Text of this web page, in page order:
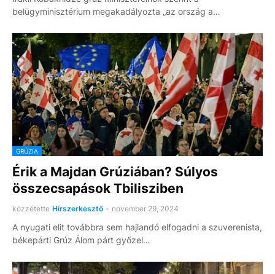
belügyminisztérium megakadályozta „az ország a…
GRÚZIA
Érik a Majdan Grúziában? Súlyos
összecsapások Tbilisziben
közzétette Hírszerkesztő - november 29, 2024
A nyugati elit továbbra sem hajlandó elfogadni a szuverenista,
békepárti Grúz Álom párt győzel…